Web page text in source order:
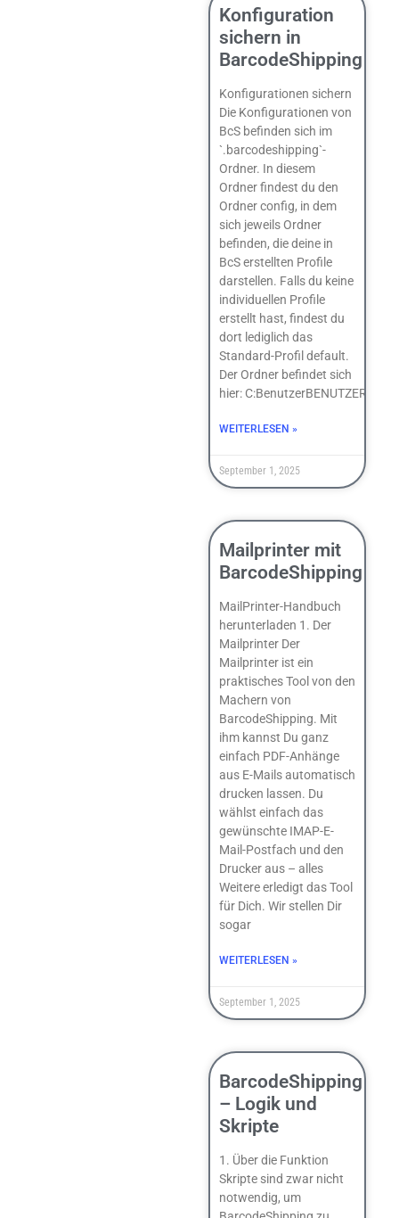
Konfiguration
sichern in
BarcodeShipping
Konfigurationen sichern
Die Konfigurationen von
BcS befinden sich im
`.barcodeshipping`-
Ordner. In diesem
Ordner findest du den
Ordner config, in dem
sich jeweils Ordner
befinden, die deine in
BcS erstellten Profile
darstellen. Falls du keine
individuellen Profile
erstellt hast, findest du
dort lediglich das
Standard-Profil default.
Der Ordner befindet sich
hier:
WEITERLESEN »
September 1, 2025
Mailprinter mit
BarcodeShipping
MailPrinter-Handbuch
herunterladen 1. Der
Mailprinter Der
Mailprinter ist ein
praktisches Tool von den
Machern von
BarcodeShipping. Mit
ihm kannst Du ganz
einfach PDF-Anhänge
aus E-Mails automatisch
drucken lassen. Du
wählst einfach das
gewünschte IMAP-E-
Mail-Postfach und den
Drucker aus – alles
Weitere erledigt das Tool
für Dich. Wir stellen Dir
sogar
WEITERLESEN »
September 1, 2025
BarcodeShipping
– Logik und
Skripte
1. Über die Funktion
Skripte sind zwar nicht
notwendig, um